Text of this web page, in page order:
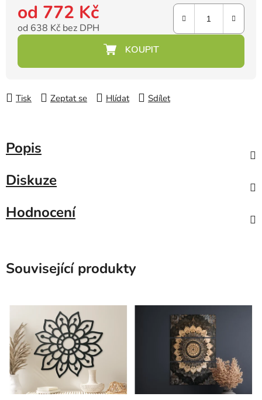
od 772 Kč
od 638 Kč bez DPH
Tisk Zeptat se Hlídat Sdílet
Popis
Diskuze
Hodnocení
Související produkty